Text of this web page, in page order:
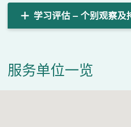
学习评估 – 个别观察及
服务单位一览